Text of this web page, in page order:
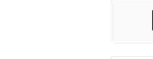
طباعة